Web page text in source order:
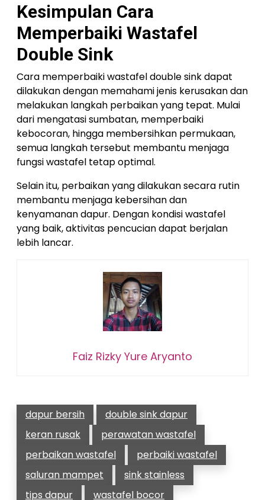
Kesimpulan Cara
Memperbaiki Wastafel
Double Sink
Cara memperbaiki wastafel double sink dapat
dilakukan dengan memahami jenis kerusakan dan
melakukan langkah perbaikan yang tepat. Mulai
dari mengatasi sumbatan, memperbaiki
kebocoran, hingga membersihkan permukaan,
semua langkah tersebut membantu menjaga
fungsi wastafel tetap optimal.
Selain itu, perbaikan yang dilakukan secara rutin
membantu menjaga kebersihan dan
kenyamanan dapur. Dengan kondisi wastafel
yang baik, aktivitas pencucian dapat berjalan
lebih lancar.
Faiz Rizky Yure Aryanto
dapur bersih
double sink dapur
keran rusak
perawatan wastafel
perbaikan wastafel
perbaiki wastafel
saluran mampet
sink stainless
tips dapur
wastafel bocor